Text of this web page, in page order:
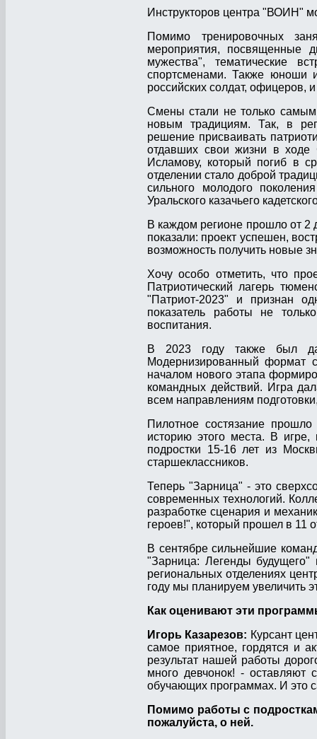
Инструкторов центра "ВОИН"
Помимо тренировочных
мероприятия, посвященные
мужества", тематические
спортсменами. Также юноши
российских солдат, офицеров,
Смены стали не только
новым традициям. Так, в
решение присваивать
отдавших свои жизни в ходе
Исламову, который погиб в
отделении стало доброй
сильного молодого
Уральского казачьего
В каждом регионе прошло от 2
показали: проект успешен,
возможность получить новые
Хочу особо отметить, что
Патриотический лагерь
"Патриот-2023" и признан
показатель работы не
воспитания.
В 2023 году также был
Модернизированный формат
началом нового этапа
командных действий. Игра
всем направлениям
Пилотное состязание
историю этого места. В игре,
подростки 15-16 лет из
старшеклассников.
Теперь "Зарница" - это
современных технологий.
разработке сценария и
героев!", который прошел в 11
В сентябре сильнейшие
"Зарница: Легенды
региональных отделениях
году мы планируем увеличить
Как оценивают эти
Игорь Казарезов: Курсант
самое приятное, гордятся и
результат нашей работы
много девчонок! -
обучающих программах. И это
Помимо работы с
пожалуйста, о ней.